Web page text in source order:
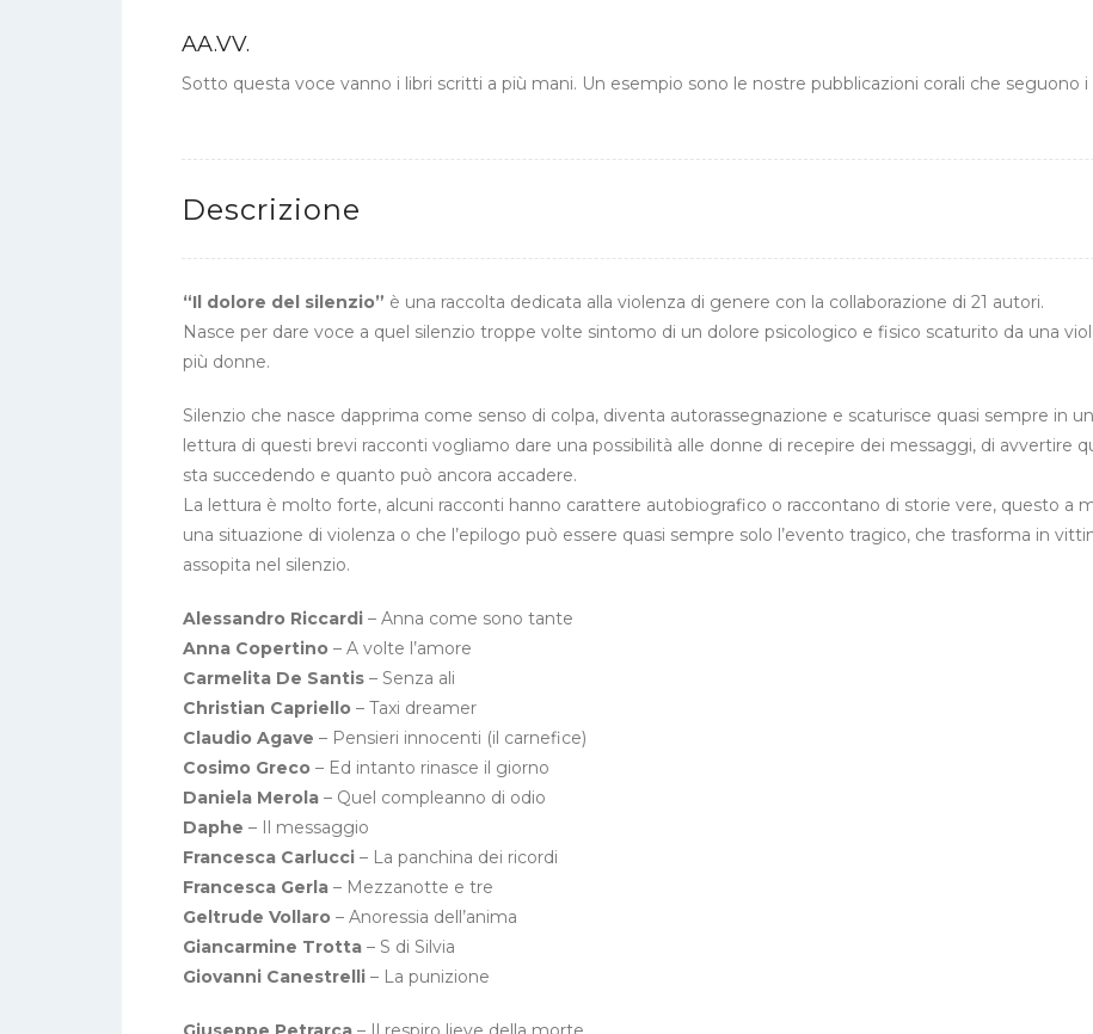
AA.VV.
Sotto questa voce vanno i libri scritti a più mani. Un esempio sono le nostre pubblicazioni corali che seguono
Descrizione
“Il dolore del silenzio” è una raccolta dedicata alla violenza di genere con la collaborazione di 21 autori.
Nasce per dare voce a quel silenzio troppe volte sintomo di un dolore psicologico e fisico scaturito da una
più donne.
Silenzio che nasce dapprima come senso di colpa, diventa autorassegnazione e scaturisce quasi sempre in
lettura di questi brevi racconti vogliamo dare una possibilità alle donne di recepire dei messaggi, di avvertire
sta succedendo e quanto può ancora accadere.
La lettura è molto forte, alcuni racconti hanno carattere autobiografico o raccontano di storie vere, questo a
una situazione di violenza o che l’epilogo può essere quasi sempre solo l’evento tragico, che trasforma in
assopita nel silenzio.
Alessandro Riccardi – Anna come sono tante
Anna Copertino – A volte l’amore
Carmelita De Santis – Senza ali
Christian Capriello – Taxi dreamer
Claudio Agave – Pensieri innocenti (il carnefice)
Cosimo Greco – Ed intanto rinasce il giorno
Daniela Merola – Quel compleanno di odio
Daphe – Il messaggio
Francesca Carlucci – La panchina dei ricordi
Francesca Gerla – Mezzanotte e tre
Geltrude Vollaro – Anoressia dell’anima
Giancarmine Trotta – S di Silvia
Giovanni Canestrelli – La punizione